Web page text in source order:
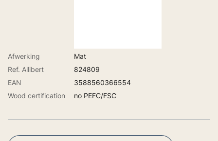
Afwerking
Mat
Ref. Allibert
824809
EAN
3588560366554
Wood certification
no PEFC/FSC